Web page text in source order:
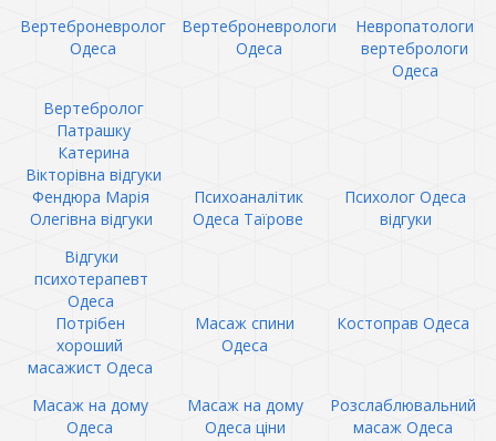
Вертеброневролог
Одеса
Вертеброневрологи
Одеса
Невропатологи
вертебрологи
Одеса
Вертебролог
Патрашку
Катерина
Вікторівна відгуки
Фендюра Марія
Олегівна відгуки
Психоаналітик
Одеса Таїрове
Психолог Одеса
відгуки
Відгуки
психотерапевт
Одеса
Потрібен
хороший
масажист Одеса
Масаж спини
Одеса
Костоправ Одеса
Масаж на дому
Одеса
Масаж на дому
Одеса ціни
Розслаблювальний
масаж Одеса